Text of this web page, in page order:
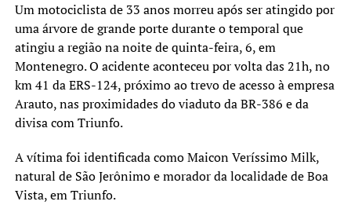
Um motociclista de 33 anos morreu após ser atingido por
uma árvore de grande porte durante o temporal que
atingiu a região na noite de quinta-feira, 6, em
Montenegro. O acidente aconteceu por volta das 21h, no
km 41 da ERS-124, próximo ao trevo de acesso à empresa
Arauto, nas proximidades do viaduto da BR-386 e da
divisa com Triunfo.
A vítima foi identificada como Maicon Veríssimo Milk,
natural de São Jerônimo e morador da localidade de Boa
Vista, em Triunfo.